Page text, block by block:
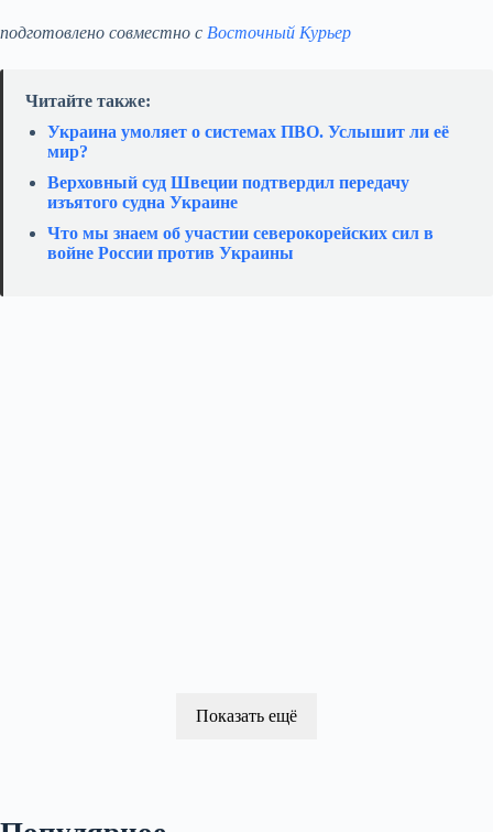
подготовлено совместно с Восточный Курьер
Читайте также:
Украина умоляет о системах ПВО. Услышит ли её
мир?
Верховный суд Швеции подтвердил передачу
изъятого судна Украине
Что мы знаем об участии северокорейских сил в
войне России против Украины
Показать ещё